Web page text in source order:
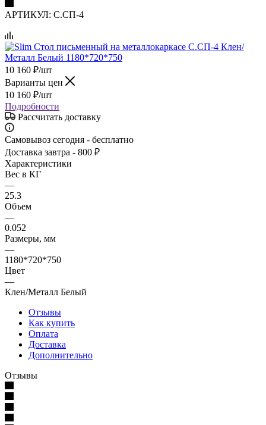
АРТИКУЛ: С.СП-4
10 160 ₽/шт
Варианты цен
10 160 ₽/шт
Подробности
Рассчитать доставку
Самовывоз сегодня - бесплатно
Доставка завтра - 800 ₽
Характеристики
Вес в КГ
—
25.3
Объем
—
0.052
Размеры, мм
—
1180*720*750
Цвет
—
Клен/Металл Белый
Отзывы
Как купить
Оплата
Доставка
Дополнительно
Отзывы